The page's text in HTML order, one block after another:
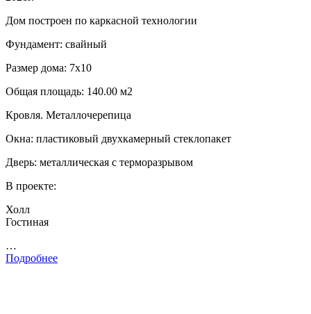
Дом построен по каркасной технологии
Фундамент: свайный
Размер дома: 7х10
Общая площадь: 140.00 м2
Кровля. Металлочерепица
Окна: пластиковый двухкамерный стеклопакет
Дверь: металлическая с терморазрывом
В проекте:
Холл
Гостиная
…
Подробнее